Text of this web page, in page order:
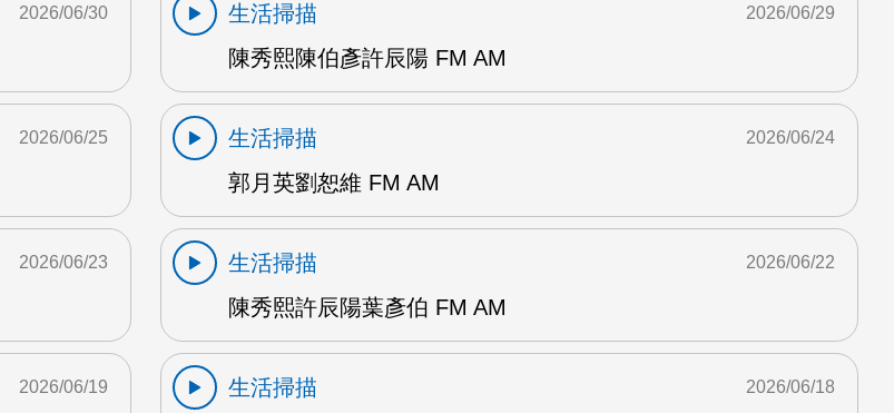
2026/06/30
生活掃描
陳秀熙陳伯彥許辰陽 FM AM
2026/06/29
2026/06/25
生活掃描
郭月英劉恕維 FM AM
2026/06/24
2026/06/23
生活掃描
陳秀熙許辰陽葉彥伯 FM AM
2026/06/22
2026/06/19
生活掃描
2026/06/18